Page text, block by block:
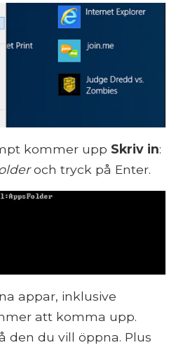
kommer upp Skriv in:
och tryck på Enter.
appar, inklusive
att komma upp.
den du vill öppna. Plus